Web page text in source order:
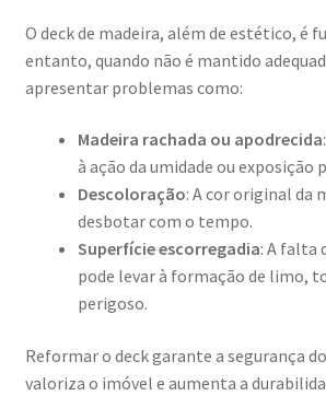
O deck de madeira, além de estético, é
entanto, quando não é mantido
apresentar problemas como:
Madeira rachada ou apodrecida
à ação da umidade ou exposição
Descoloração: A cor original da
desbotar com o tempo.
Superfície escorregadia: A falta
pode levar à formação de limo,
perigoso.
Reformar o deck garante a segurança
valoriza o imóvel e aumenta a